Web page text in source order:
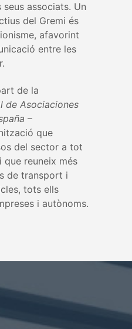
associats. Un
del Gremi és
afavorint
entre les
de la
de Asociaciones
–
que
del sector a tot
reuneix més
de transport i
tots ells
i autònoms.